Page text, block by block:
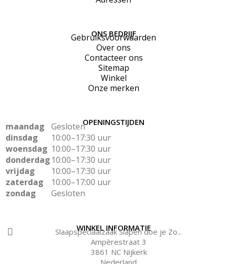
ONS BEDRIJF
Gebruiksvoorwaarden
Over ons
Contacteer ons
Sitemap
Winkel
Onze merken
OPENINGSTIJDEN
maandag
Gesloten
dinsdag
10:00–17:30 uur
woensdag 10:00–17:30 uur
donderdag 10:00–17:30 uur
vrijdag
10:00–17:30 uur
zaterdag
10:00–17:00 uur
zondag
Gesloten
WINKEL INFORMATIE
Slaapspeciaalzaak Slapen doe je Zo...
Ampèrestraat 3
3861 NC Nijkerk
Nederland